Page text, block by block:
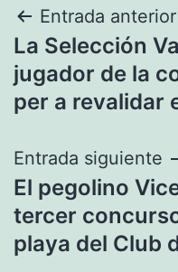
Navegación
de
entradas
Entrada anterior
La Selección
jugador de la
per a revalidar
Entrada siguiente
El pegolino
tercer
playa del Club